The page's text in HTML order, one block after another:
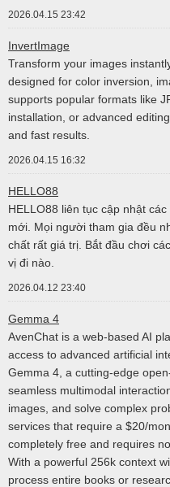
2026.04.15 23:42
InvertImage
Transform your images
designed for color inversion,
supports popular formats like
installation, or advanced
and fast results.
2026.04.15 16:32
HELLO88
HELLO88 liên tục cập nhật
mới. Mọi người tham gia đều
chất rất giá trị. Bắt đầu chơi
vị đi nào.
2026.04.12 23:40
Gemma 4
AvenChat is a web-based AI
access to advanced artificial
Gemma 4, a cutting-edge
seamless multimodal
images, and solve complex
services that require a $20/
completely free and requires
With a powerful 256k context
process entire books or